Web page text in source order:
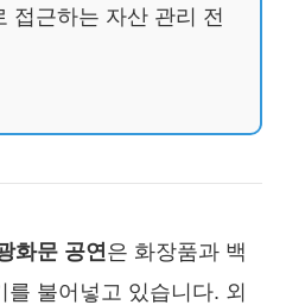
접근하는 자산 관리 전
화문 공연 은 화장품과 백
불어넣고 있습니다. 외